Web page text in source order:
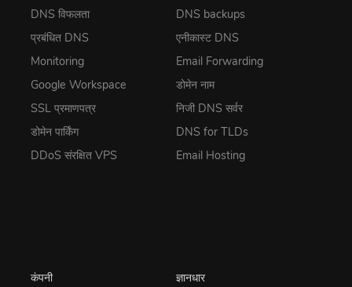
DNS विफलता
प्रबंधित DNS
Monitoring
Google Workspace
SSL प्रमाणपत्र
डोमेन पार्किंग
DDoS संरक्षित VPS
DNS backups
एनीकास्ट DNS
Email Forwarding
डोमेन नाम
निजी DNS सर्वर
DNS for TLDs
Email Hosting
कंपनी ज्ञानधार